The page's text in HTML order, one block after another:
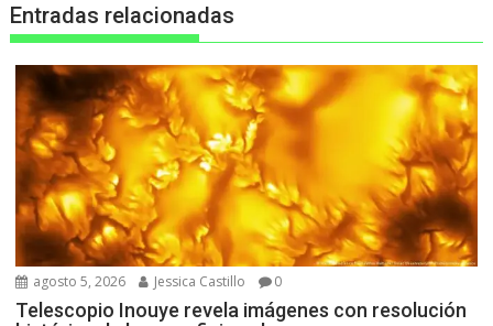
Entradas relacionadas
agosto 5, 2026 Jessica Castillo 0
Telescopio Inouye revela imágenes con resolución